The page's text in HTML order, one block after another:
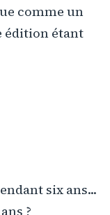
comme un
édition étant
six ans...
?